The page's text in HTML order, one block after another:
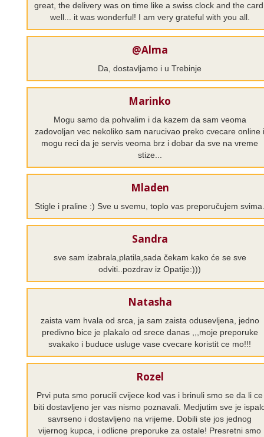
great, the delivery was on time like a swiss clock and the
well... it was wonderful! I am very grateful with you all.
@Alma
Da, dostavljamo i u Trebinje
Marinko
Mogu samo da pohvalim i da kazem da sam veoma
zadovoljan vec nekoliko sam narucivao preko cvecare online i
mogu reci da je servis veoma brz i dobar da sve na vreme
stize...
Mladen
Stigle i praline :) Sve u svemu, toplo vas preporučujem svima.
Sandra
sve sam izabrala,platila,sada čekam kako će se sve
odviti..pozdrav iz Opatije:)))
Natasha
zaista vam hvala od srca, ja sam zaista odusevljena, jedno
predivno bice je plakalo od srece danas ,,,moje preporuke
svakako i buduce usluge vase cvecare koristit ce mo!!!
Rozel
Prvi puta smo porucili cvijece kod vas i brinuli smo se da li ce
biti dostavljeno jer vas nismo poznavali. Medjutim sve je
savrseno i dostavljeno na vrijeme. Dobili ste jos jednog
vijernog kupca, i odlicne preporuke za ostale! Presretni smo